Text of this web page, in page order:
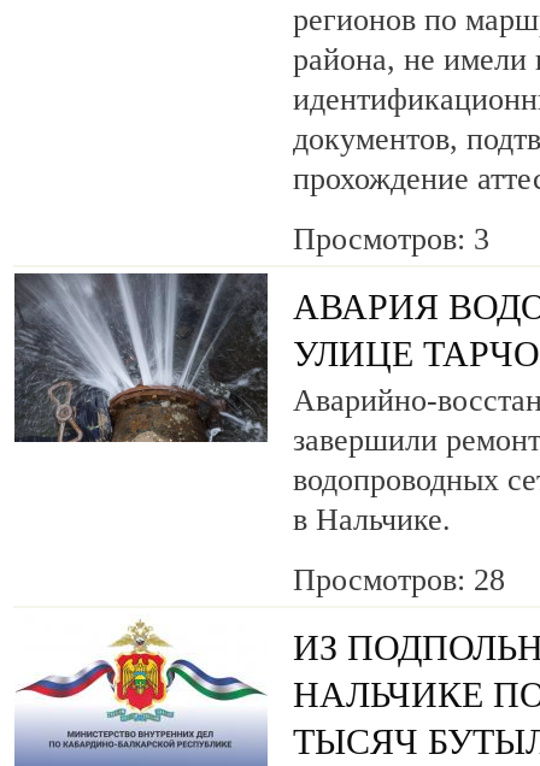
регионов по
района, не имели
документов,
прохождение
Просмотров: 3
АВАРИЯ
УЛИЦЕ
Аварийно-
завершили
водопроводных
в Нальчике.
Просмотров: 28
ИЗ
НАЛЬЧИКЕ
ТЫСЯЧ